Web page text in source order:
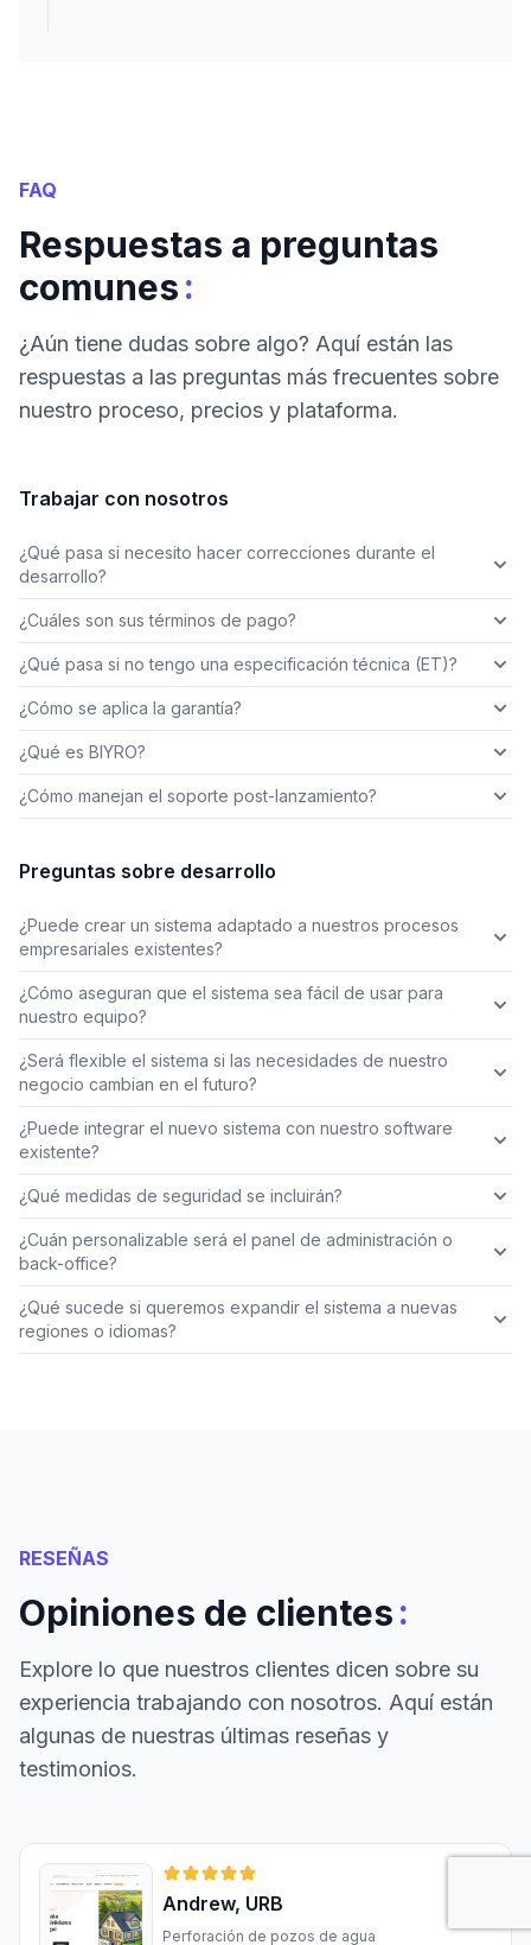
FAQ
Respuestas a preguntas
comunes:
¿Aún tiene dudas sobre algo? Aquí están las
respuestas a las preguntas más frecuentes sobre
nuestro proceso, precios y plataforma.
Trabajar con nosotros
¿Qué pasa si necesito hacer correcciones durante el
desarrollo?
¿Cuáles son sus términos de pago?
¿Qué pasa si no tengo una especificación técnica (ET)?
¿Cómo se aplica la garantía?
¿Qué es BIYRO?
¿Cómo manejan el soporte post-lanzamiento?
Preguntas sobre desarrollo
¿Puede crear un sistema adaptado a nuestros procesos
empresariales existentes?
¿Cómo aseguran que el sistema sea fácil de usar para
nuestro equipo?
¿Será flexible el sistema si las necesidades de nuestro
negocio cambian en el futuro?
¿Puede integrar el nuevo sistema con nuestro software
existente?
¿Qué medidas de seguridad se incluirán?
¿Cuán personalizable será el panel de administración o
back-office?
¿Qué sucede si queremos expandir el sistema a nuevas
regiones o idiomas?
RESEÑAS
Opiniones de clientes:
Explore lo que nuestros clientes dicen sobre su
experiencia trabajando con nosotros. Aquí están
algunas de nuestras últimas reseñas y
testimonios.
Andrew, URB
Perforación de pozos de agua